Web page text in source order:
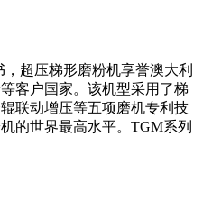
超压梯形磨粉机享誉澳大利
客户国家。该机型采用了梯
联动增压等五项磨机专利技
的世界最高水平。TGM系列